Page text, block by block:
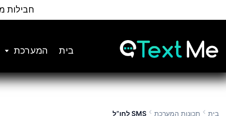
to
חבילות
בית המערכת
בית chevron_left תכונות המערכת chevron_left SMS לחו”ל